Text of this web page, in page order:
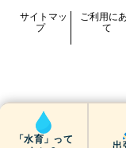
「水育」って
出
サイトマッ
プ
ご利用に
て